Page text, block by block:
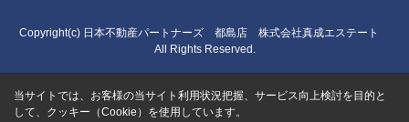
Copyright(c) 日本不動産パートナーズ 都島店 株式会社真成エステート
All Rights Reserved.
当サイトでは、お客様の当サイト利用状況把握、サービス向上検討を目的と
して、クッキー（Cookie）を使用しています。